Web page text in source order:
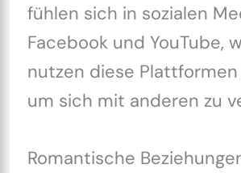
fühlen sich in sozialen
Facebook und YouTube,
nutzen diese
um sich mit anderen zu
Romantische